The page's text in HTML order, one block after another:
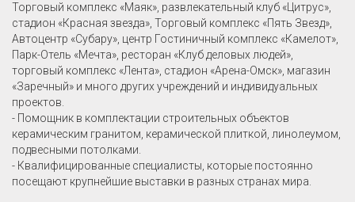
Торговый комплекс «Маяк», развлекательный клуб «Цитрус»,
стадион «Красная звезда», Торговый комплекс «Пять Звезд»,
Автоцентр «Субару», центр Гостиничный комплекс «Камелот»,
Парк-Отель «Мечта», ресторан «Клуб деловых людей»,
торговый комплекс «Лента», стадион «Арена-Омск», магазин
«Заречный» и много других учреждений и индивидуальных
проектов.
- Помощник в комплектации строительных объектов
керамическим гранитом, керамической плиткой, линолеумом,
подвесными потолками.
- Квалифицированные специалисты, которые постоянно
посещают крупнейшие выставки в разных странах мира.